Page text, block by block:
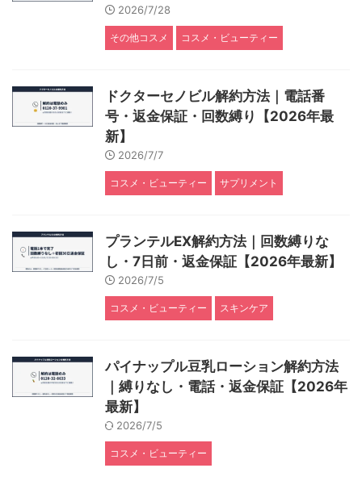
2026/7/28
その他コスメ コスメ・ビューティー
ドクターセノビル解約方法｜電話番
号・返金保証・回数縛り【2026年最
新】
2026/7/7
コスメ・ビューティー サプリメント
プランテルEX解約方法｜回数縛りな
し・7日前・返金保証【2026年最新】
2026/7/5
コスメ・ビューティー スキンケア
パイナップル豆乳ローション解約方法
｜縛りなし・電話・返金保証【2026年
最新】
2026/7/5
コスメ・ビューティー